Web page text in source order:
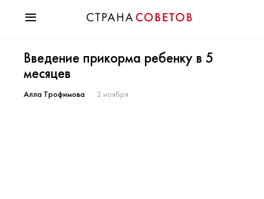
Мода
Звезды
Гороскопы
Введение прикорма ребенку в 5
месяцев
Алла Трофимова 2 ноября